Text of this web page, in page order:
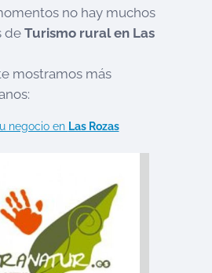
no hay muchos
deTurismo rural en Las
mostramos más
negocio en Las Rozas